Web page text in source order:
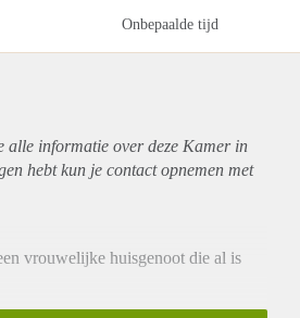
Onbepaalde tijd
alle informatie over deze Kamer in
hebt kun je contact opnemen met
vrouwelijke huisgenoot die al is